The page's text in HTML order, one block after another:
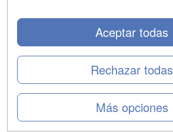
Más opciones
Rechazar todas
Aceptar todas